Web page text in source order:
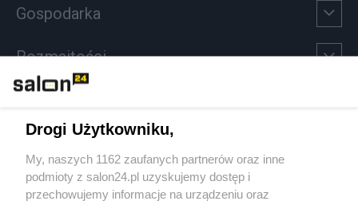
Gospodarka
Rozmaitości
Sport
Społeczeństwo
Drogi Użytkowniku,
My, naszych 1162 zaufanych partnerów oraz inne
podmioty z salon24.pl uzyskujemy dostęp i
przechowujemy informacje na urządzeniu oraz